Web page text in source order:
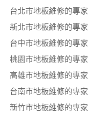
台北市地板維修的專家
新北市地板維修的專家
台中市地板維修的專家
桃園市地板維修的專家
高雄市地板維修的專家
台南市地板維修的專家
新竹市地板維修的專家